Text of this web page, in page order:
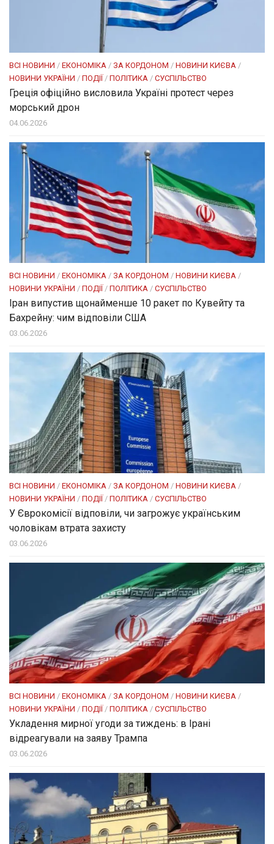
ВСІ НОВИНИ / ЕКОНОМІКА / ЗА КОРДОНОМ / НОВИНИ КИЄВА /
НОВИНИ УКРАЇНИ / ПОДІЇ / ПОЛІТИКА / СУСПІЛЬСТВО
Греція офіційно висловила Україні протест через
морський дрон
04.06.2026
ВСІ НОВИНИ / ЕКОНОМІКА / ЗА КОРДОНОМ / НОВИНИ КИЄВА /
НОВИНИ УКРАЇНИ / ПОДІЇ / ПОЛІТИКА / СУСПІЛЬСТВО
Іран випустив щонайменше 10 ракет по Кувейту та
Бахрейну: чим відповіли США
03.06.2026
ВСІ НОВИНИ / ЕКОНОМІКА / ЗА КОРДОНОМ / НОВИНИ КИЄВА /
НОВИНИ УКРАЇНИ / ПОДІЇ / ПОЛІТИКА / СУСПІЛЬСТВО
У Єврокомісії відповіли, чи загрожує українським
чоловікам втрата захисту
03.06.2026
ВСІ НОВИНИ / ЕКОНОМІКА / ЗА КОРДОНОМ / НОВИНИ КИЄВА /
НОВИНИ УКРАЇНИ / ПОДІЇ / ПОЛІТИКА / СУСПІЛЬСТВО
Укладення мирної угоди за тиждень: в Ірані
відреагували на заяву Трампа
03.06.2026